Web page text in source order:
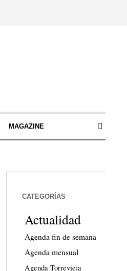
MAGAZINE
CATEGORÍAS
Actualidad
Agenda fin de semana
Agenda mensual
Agenda Torrevieja